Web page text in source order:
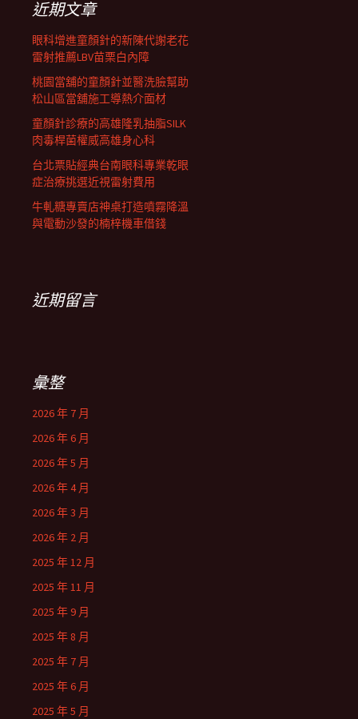
近期文章
眼科增進童顏針的新陳代謝老花
雷射推薦LBV苗栗白內障
桃園當舖的童顏針並醫洗臉幫助
松山區當舖施工導熱介面材
童顏針診療的高雄隆乳抽脂SILK
肉毒桿菌權威高雄身心科
台北票貼經典台南眼科專業乾眼
症治療挑選近視雷射費用
牛軋糖專賣店神桌打造噴霧降溫
與電動沙發的楠梓機車借錢
近期留言
彙整
2026 年 7 月
2026 年 6 月
2026 年 5 月
2026 年 4 月
2026 年 3 月
2026 年 2 月
2025 年 12 月
2025 年 11 月
2025 年 9 月
2025 年 8 月
2025 年 7 月
2025 年 6 月
2025 年 5 月